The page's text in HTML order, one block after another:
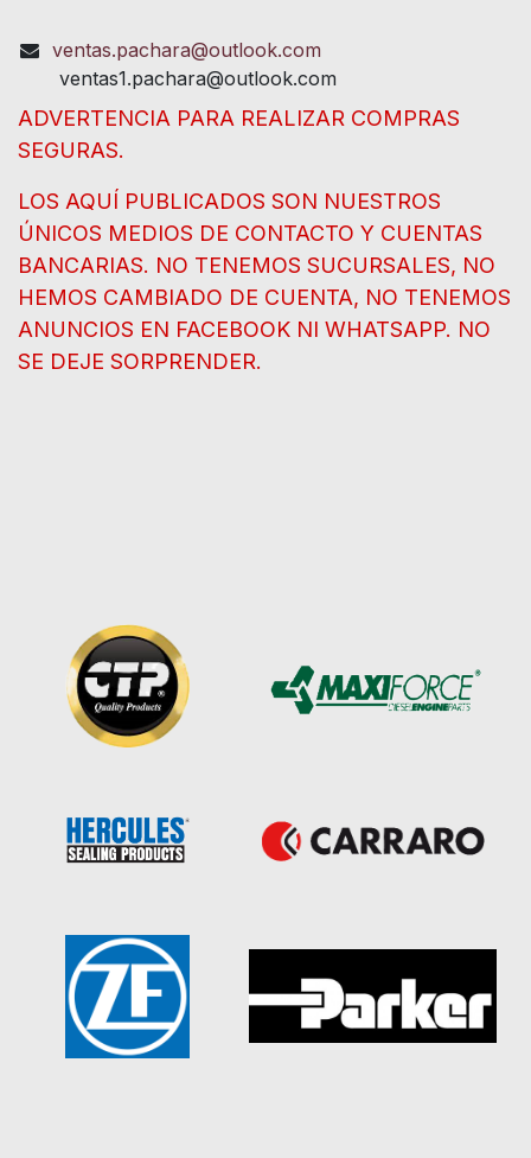
ventas.pachara@outlook.com
ventas1.pachara@outlook.com
ADVERTENCIA PARA REALIZAR COMPRAS
SEGURAS.
LOS AQUÍ PUBLICADOS SON NUESTROS
ÚNICOS MEDIOS DE CONTACTO Y CUENTAS
BANCARIAS. NO TENEMOS SUCURSALES, NO
HEMOS CAMBIADO DE CUENTA, NO TENEMOS
ANUNCIOS EN FACEBOOK NI WHATSAPP. NO
SE DEJE SORPRENDER.